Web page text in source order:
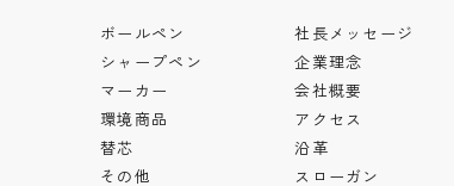
ボールペン
シャープペン
マーカー
環境商品
替芯
その他
社長メッセージ
企業理念
会社概要
アクセス
沿革
スローガン